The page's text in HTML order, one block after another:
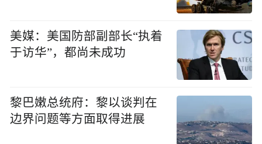
美媒：美国防部副部长“执着
于访华”，都尚未成功
黎巴嫩总统府：黎以谈判在
边界问题等方面取得进展